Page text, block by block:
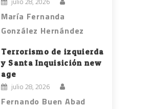
María Fernanda
González Hernández
Terrorismo de izquierda
y Santa Inquisición new
age
julio 28, 2026
Fernando Buen Abad